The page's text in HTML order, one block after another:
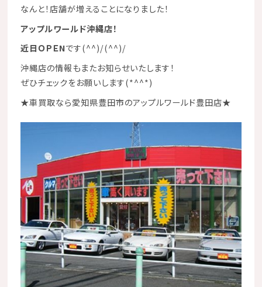
なんと！店舗が増えることになりました！
アップルワールド沖縄店！
近日ＯＰＥNです(^^)/(^^)/
沖縄店の情報もまたお知らせいたします！
ぜひチェックをお願いします(*^^*)
★車買取なら愛知県豊田市のアップルワールド豊田店★